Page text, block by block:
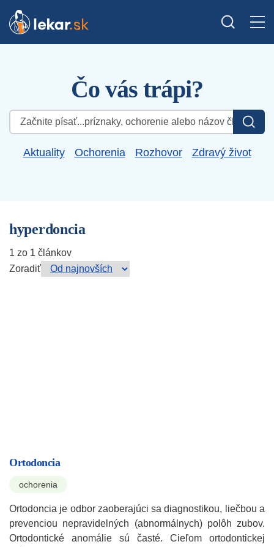
Čo vás trápi?
Hľadať:
Aktuality Ochorenia Rozhovor Zdravý život
hyperdoncia
1 zo 1 článkov
Zoradiť
Ortodoncia
ochorenia
Ortodoncia je odbor zaoberajúci sa diagnostikou, liečbou a
prevenciou nepravidelných (abnormálnych) polôh zubov.
Ortodontické anomálie sú časté. Cieľom ortodontickej